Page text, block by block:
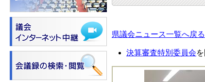
県議会ニュース一覧へ戻る
決算審査特別委員会